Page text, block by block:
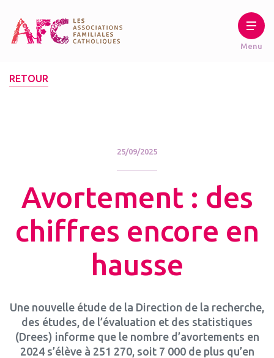
RETOUR
25/09/2025
Avortement : des
chiffres encore en
hausse
Une nouvelle étude de la Direction de la recherche,
des études, de l’évaluation et des statistiques
(Drees) informe que le nombre d’avortements en
2024 s’élève à 251 270, soit 7 000 de plus qu’en